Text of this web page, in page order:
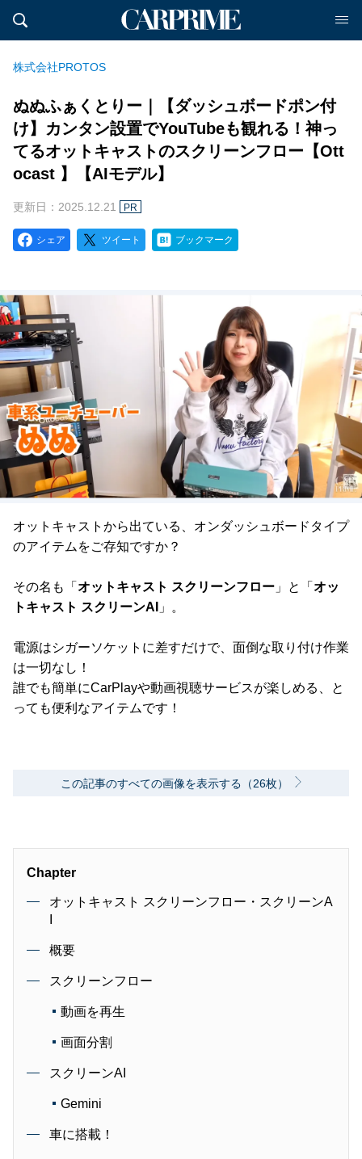
株式会社PROTOS
ぬぬふぁくとりー｜【ダッシュボードポン付
け】カンタン設置でYouTubeも観れる！神っ
てるオットキャストのスクリーンフロー【Ott
ocast 】【AIモデル】
更新日：2025.12.21 PR
シェア ツイート ブックマーク
オットキャストから出ている、オンダッシュボードタイプ
のアイテムをご存知ですか？
その名も「 オットキャスト スクリーンフロー 」と「 オッ
トキャスト スクリーンAI 」。
電源はシガーソケットに差すだけで、面倒な取り付け作業
は一切なし！
誰でも簡単にCarPlayや動画視聴サービスが楽しめる、と
っても便利なアイテムです！
この記事のすべての画像を表示する（26枚）
Chapter
オットキャスト スクリーンフロー・スクリーンA
概要
スクリーンフロー
動画を再生
画面分割
スクリーンAI
Gemini
車に搭載！